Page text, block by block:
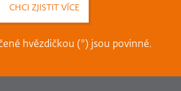
hvězdičkou (*) jsou povinné.